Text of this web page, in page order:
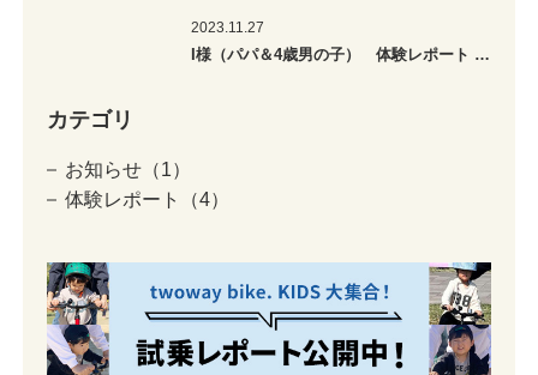
2023.11.27
I様（パパ＆4歳男の子） 体験レポート …
カテゴリ
お知らせ（1）
体験レポート（4）